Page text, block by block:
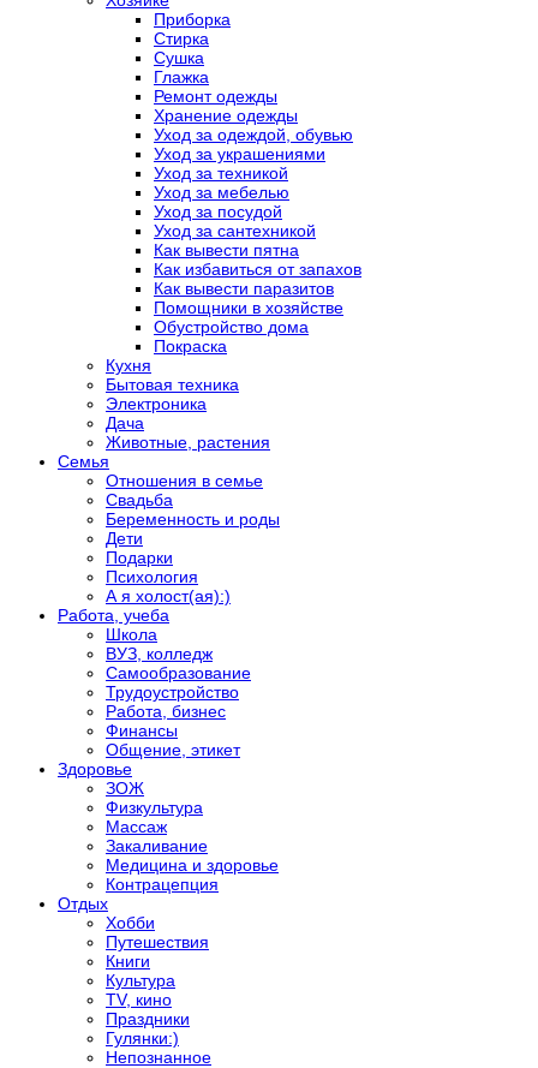
Приборка
Стирка
Сушка
Глажка
Ремонт одежды
Хранение одежды
Уход за одеждой, обувью
Уход за украшениями
Уход за техникой
Уход за мебелью
Уход за посудой
Уход за сантехникой
Как вывести пятна
Как избавиться от запахов
Как вывести паразитов
Помощники в хозяйстве
Обустройство дома
Покраска
Кухня
Бытовая техника
Электроника
Дача
Животные, растения
Семья
Отношения в семье
Свадьба
Беременность и роды
Дети
Подарки
Психология
А я холост(ая):)
Работа, учеба
Школа
ВУЗ, колледж
Самообразование
Трудоустройство
Работа, бизнес
Финансы
Общение, этикет
Здоровье
ЗОЖ
Физкультура
Массаж
Закаливание
Медицина и здоровье
Контрацепция
Отдых
Хобби
Путешествия
Книги
Культура
TV, кино
Праздники
Гулянки:)
Непознанное